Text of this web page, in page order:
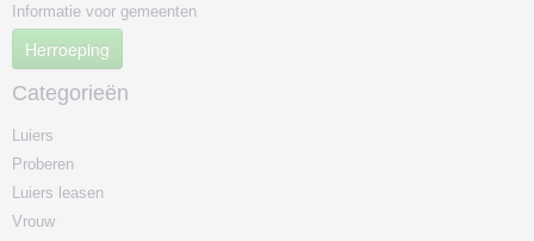
Informatie voor gemeenten
Herroeping
Categorieën
Luiers
Proberen
Luiers leasen
Vrouw